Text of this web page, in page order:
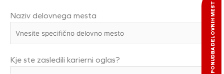
Naziv delovnega mesta
Kje ste zasledili karierni oglas? PONUDBA DELOVNIH MEST